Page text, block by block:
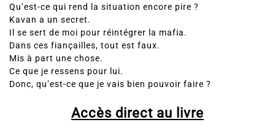
Qu’est-ce qui rend la situation encore pire ?
Kavan a un secret.
Il se sert de moi pour réintégrer la mafia.
Dans ces fiançailles, tout est faux.
Mis à part une chose.
Ce que je ressens pour lui.
Donc, qu’est-ce que je vais bien pouvoir faire ?
Accès direct au livre